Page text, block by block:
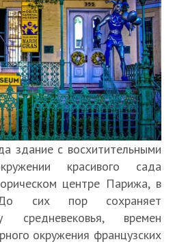
здание с восхитительными
красивого сада
центре Парижа, в
сих пор сохраняет
средневековья, времен
окружения французских